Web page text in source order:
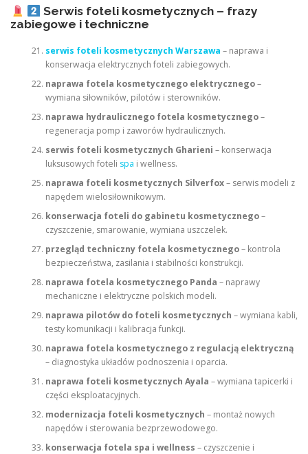
Serwis foteli kosmetycznych – frazy
zabiegowe i techniczne
serwis foteli kosmetycznych Warszawa – naprawa i
konserwacja elektrycznych foteli zabiegowych.
naprawa fotela kosmetycznego elektrycznego–
wymiana siłowników, pilotów i sterowników.
naprawa hydraulicznego fotela kosmetycznego–
regeneracja pomp i zaworów hydraulicznych.
serwis foteli kosmetycznych Gharieni – konserwacja
luksusowych foteli spa i wellness.
naprawa foteli kosmetycznych Silverfox– serwis modeli z
napędem wielosiłownikowym.
konserwacja foteli do gabinetu kosmetycznego–
czyszczenie, smarowanie, wymiana uszczelek.
przegląd techniczny fotela kosmetycznego– kontrola
bezpieczeństwa, zasilania i stabilności konstrukcji.
naprawa fotela kosmetycznego Panda – naprawy
mechaniczne i elektryczne polskich modeli.
naprawa pilotów do foteli kosmetycznych – wymiana kabli,
testy komunikacji i kalibracja funkcji.
naprawa fotela kosmetycznego z regulacją elektryczną
– diagnostyka układów podnoszenia i oparcia.
naprawa foteli kosmetycznych Ayala – wymiana tapicerki i
części eksploatacyjnych.
modernizacja foteli kosmetycznych – montaż nowych
napędów i sterowania bezprzewodowego.
konserwacja fotela spa i wellness – czyszczenie i